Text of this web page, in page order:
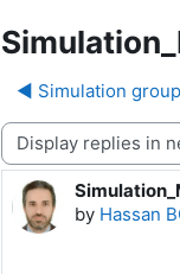
◀︎ Simulation
Display mode
by Hassan
Number of